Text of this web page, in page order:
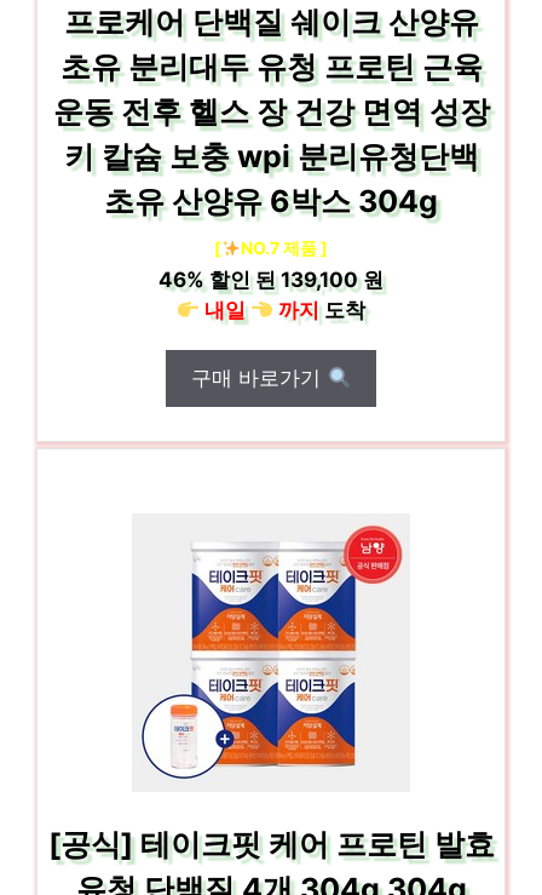
프로케어 단백질 쉐이크 산양유
초유 분리대두 유청 프로틴 근육
운동 전후 헬스 장 건강 면역 성장
키 칼슘 보충 wpi 분리유청단백
초유 산양유 6박스 304g
[ NO.7 제품 ]
46%할인 된139,100 원
내일
까지도착
구매 바로가기
[공식] 테이크핏 케어 프로틴 발효